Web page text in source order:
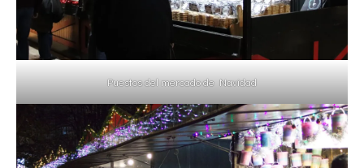
Puestos del mercado de Navidad